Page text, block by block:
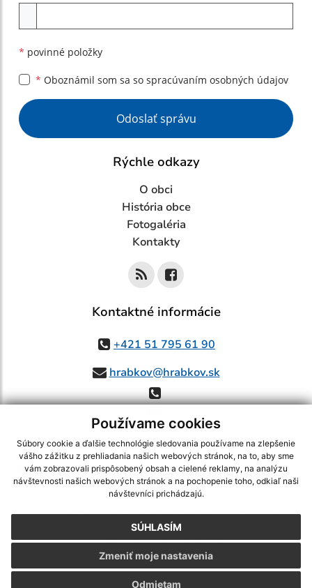
Používame cookies
Súbory cookie a ďalšie technológie sledovania používame na zlepšenie
vášho zážitku z prehliadania našich webových stránok, na to, aby sme
vám zobrazovali prispôsobený obsah a cielené reklamy, na analýzu
návštevnosti našich webových stránok a na pochopenie toho, odkiaľ naši
návštevníci prichádzajú.
SÚHLASÍM
Odmietam
Zmeniť moje nastavenia
* povinné položky
* Oboznámil som sa so spracúvaním osobných údajov
Google reCaptcha Response
Odoslať správu
Rýchle odkazy
O obci
História obce
Fotogaléria
Kontakty
Kontaktné informácie
+421 51 795 61 90
hrabkov@hrabkov.sk
využite možnosť získavania aktuálnych informácií s využitím RSS
CMS systém (redakčný) systém ECHELON 2,Mapa stránok,web portál
webex.digital, s.r.o.,domény,registrácia domény
Posledná aktualizácia:07.08.2026
Vytlačiť stránku|Vyhlásenie o prístupnosti